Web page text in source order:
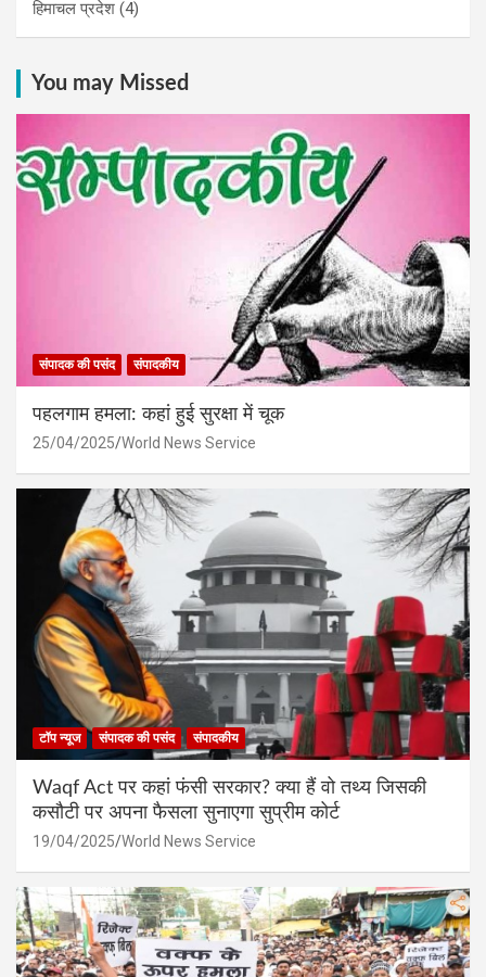
हिमाचल प्रदेश (4)
You may Missed
संपादक की पसंद संपादकीय
पहलगाम हमला: कहां हुई सुरक्षा में चूक
25/04/2025 World News Service
टॉप न्यूज संपादक की पसंद संपादकीय
Waqf Act पर कहां फंसी सरकार? क्या हैं वो तथ्य जिसकी
कसौटी पर अपना फैसला सुनाएगा सुप्रीम कोर्ट
19/04/2025 World News Service